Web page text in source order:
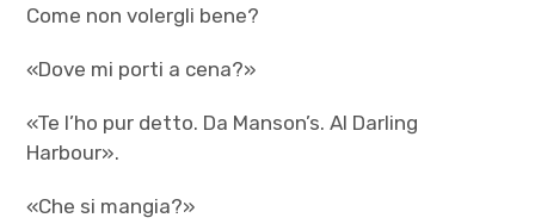
Come non volergli bene?
«Dove mi porti a cena?»
«Te l’ho pur detto. Da Manson’s. Al Darling
Harbour».
«Che si mangia?»